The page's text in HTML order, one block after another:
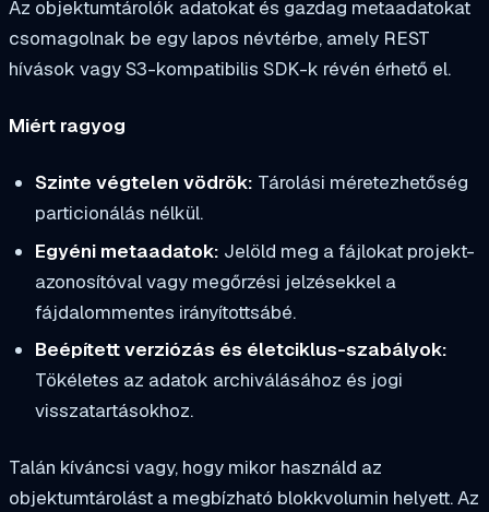
Az objektumtárolók adatokat és gazdag metaadatokat
csomagolnak be egy lapos névtérbe, amely REST
hívások vagy S3-kompatibilis SDK-k révén érhető el.
Miért ragyog
Szinte végtelen vödrök: Tárolási méretezhetőség
particionálás nélkül.
Egyéni metaadatok: Jelöld meg a fájlokat projekt-
azonosítóval vagy megőrzési jelzésekkel a
fájdalommentes irányítottsábé.
Beépített verziózás és életciklus-szabályok:
Tökéletes az adatok archiválásához és jogi
visszatartásokhoz.
Talán kíváncsi vagy, hogy mikor használd az
objektumtárolást a megbízható blokkvolumin helyett. Az